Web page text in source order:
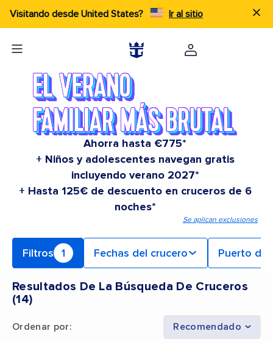
Visitando desde United States? Ir al sitio
Ahorra hasta €775*
+ Niños y adolescentes navegan gratis
incluyendo verano 2027*
+ Hasta 125€ de descuento en cruceros de 6
noches*
Se aplican exclusiones
Filtros 1 Fechas del crucero Puerto de
Resultados De La Búsqueda De Cruceros
(14)
Ordenar por: Recomendado